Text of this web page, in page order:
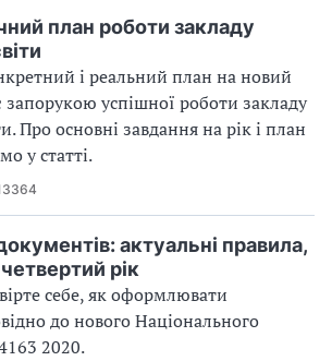
план роботи закладу
і реальний план на новий
запорукою успішної роботи закладу
Про основні завдання на рік і план
у статті.
актуальні правила,
рік
себе, як оформлювати
до нового Націо­нального
2020.